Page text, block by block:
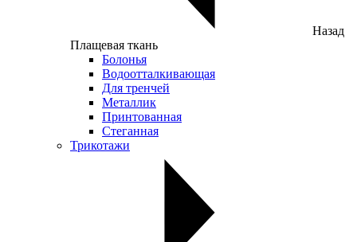
Назад
Плащевая ткань
Болонья
Водоотталкивающая
Для тренчей
Металлик
Принтованная
Стеганная
Трикотажи